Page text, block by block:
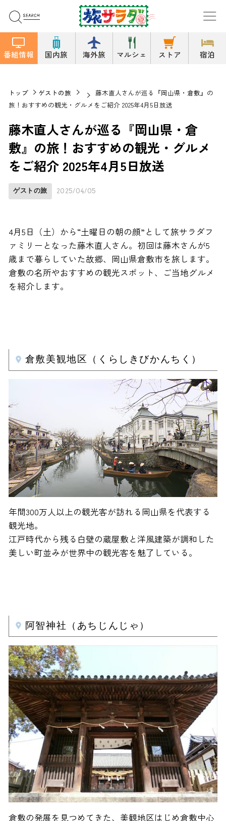
番組情報 国内旅 海外旅 マルシェ ストア 宿泊
トップ ゲストの旅
藤木直人さんが巡る『岡山県・倉敷』の
旅！おすすめの観光・グルメをご紹介 2025年4月5日放送
藤木直人さんが巡る『岡山県・倉
敷』の旅！おすすめの観光・グルメ
をご紹介 2025年4月5日放送
ゲストの旅 2025/04/05
4月5日（土）から“土曜日の朝の顔”として旅サラダフ
ァミリーとなった藤木直人さん。初回は藤木さんが5
歳まで暮らしていた故郷、岡山県倉敷市を旅します。
倉敷の名所やおすすめの観光スポット、ご当地グルメ
を紹介します。
倉敷美観地区（くらしきびかんちく）
年間300万人以上の観光客が訪れる岡山県を代表する
観光地。
江戸時代から残る白壁の蔵屋敷と洋風建築が調和した
美しい町並みが世界中の観光客を魅了している。
阿智神社（あちじんじゃ）
倉敷の発展を見つめてきた、美観地区はじめ倉敷中心